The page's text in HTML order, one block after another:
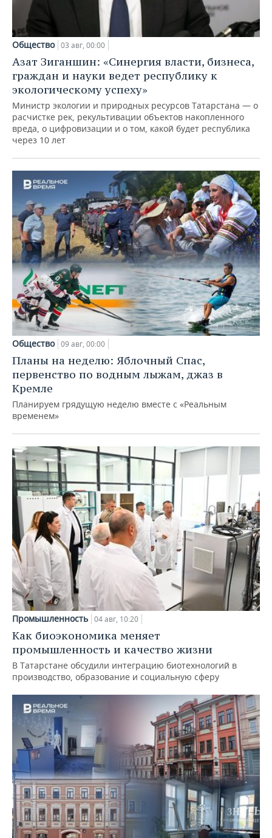
Общество 03 авг, 00:00
Азат Зиганшин: «Синергия власти, бизнеса,
граждан и науки ведет республику к
экологическому успеху»
Министр экологии и природных ресурсов Татарстана — о
расчистке рек, рекультивации объектов накопленного
вреда, о цифровизации и о том, какой будет республика
через 10 лет
Общество 09 авг, 00:00
Планы на неделю: Яблочный Спас,
первенство по водным лыжам, джаз в
Кремле
Планируем грядущую неделю вместе с «Реальным
временем»
Промышленность 04 авг, 10:20
Как биоэкономика меняет
промышленность и качество жизни
В Татарстане обсудили интеграцию биотехнологий в
производство, образование и социальную сферу